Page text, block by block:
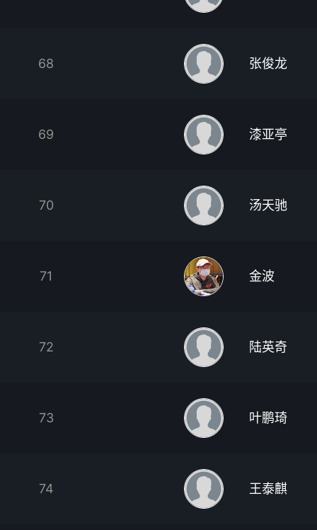
68 张俊龙
69 漆亚亭
70 汤天驰
71 金波
72 陆英奇
73 叶鹏琦
74 王泰麒